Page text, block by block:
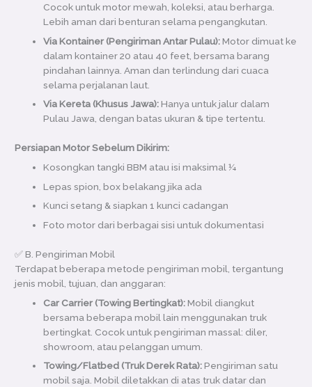
Cocok untuk motor mewah, koleksi, atau berharga.
Lebih aman dari benturan selama pengangkutan.
Via Kontainer (Pengiriman Antar Pulau):Motor dimuat ke
dalam kontainer 20 atau 40 feet, bersama barang
pindahan lainnya. Aman dan terlindung dari cuaca
selama perjalanan laut.
Via Kereta (Khusus Jawa):Hanya untuk jalur dalam
Pulau Jawa, dengan batas ukuran & tipe tertentu.
Persiapan Motor Sebelum Dikirim:
Kosongkan tangki BBM atau isi maksimal ¼
Lepas spion, box belakang jika ada
Kunci setang & siapkan 1 kunci cadangan
Foto motor dari berbagai sisi untuk dokumentasi
✅ B. Pengiriman Mobil
Terdapat beberapa metode pengiriman mobil, tergantung
jenis mobil, tujuan, dan anggaran:
Car Carrier (Towing Bertingkat):Mobil diangkut
bersama beberapa mobil lain menggunakan truk
bertingkat. Cocok untuk pengiriman massal: diler,
showroom, atau pelanggan umum.
Towing/Flatbed (Truk Derek Rata):Pengiriman satu
mobil saja. Mobil diletakkan di atas truk datar dan